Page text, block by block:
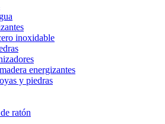
inoxidable
energizantes
y piedras
ratón